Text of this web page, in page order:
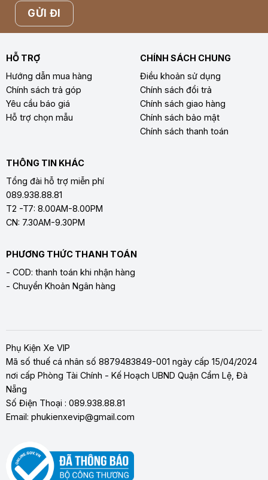
HỖ TRỢ
Hướng dẫn mua hàng
Chính sách trả góp
Yêu cầu báo giá
Hỗ trợ chọn mẫu
CHÍNH SÁCH CHUNG
Điều khoản sử dụng
Chính sách đổi trả
Chính sách giao hàng
Chính sách bảo mật
Chính sách thanh toán
THÔNG TIN KHÁC
Tổng đài hỗ trợ miễn phí
089.938.88.81
T2 -T7: 8.00AM-8.00PM
CN: 7.30AM-9.30PM
PHƯƠNG THỨC THANH TOÁN
- COD: thanh toán khi nhận hàng
- Chuyển Khoản Ngân hàng
Phụ Kiện Xe VIP
Mã số thuế cá nhân số 8879483849-001 ngày cấp 15/04/2024
nơi cấp Phòng Tài Chính - Kế Hoạch UBND Quận Cẩm Lệ, Đà
Nẵng
Số Điện Thoại : 089.938.88.81
Email: phukienxevip@gmail.com